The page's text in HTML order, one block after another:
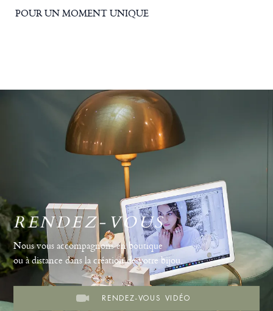
POUR UN MOMENT UNIQUE
RENDEZ-VOUS
Nous vous accompagnons en boutique
ou à distance dans la création de votre bijou.
RENDEZ-VOUS VIDÉO